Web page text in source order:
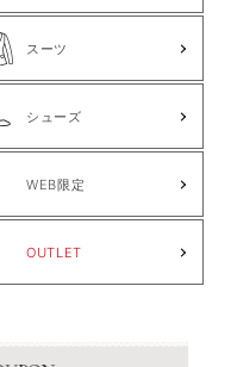
スーツ
シューズ
WEB限定
OUTLET